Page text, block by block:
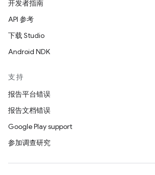
开发者指南
API 参考
下载 Studio
Android NDK
支持
报告平台错误
报告文档错误
Google Play support
参加调查研究